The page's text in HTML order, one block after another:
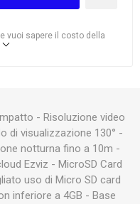
vuoi sapere il costo della
- Risoluzione video
di visualizzazione 130° -
notturna fino a 10m -
Ezviz - MicroSD Card
uso di Micro SD card
inferiore a 4GB - Base